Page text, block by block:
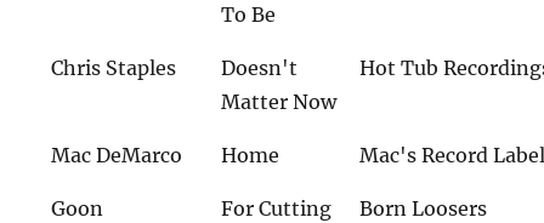
To Be
Chris Staples
Doesn't
Matter Now
Hot Tub
Mac DeMarco Home Mac's Record
Goon
For Cutting
Born Loosers